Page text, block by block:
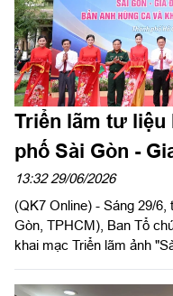
Triển lãm tư liệu
phố Sài Gòn -
tên Chủ tịch Hồ
13:32 29/06/2026
(QK7 Online) - Sáng 29/
Gòn, TPHCM), Ban Tổ
khai mạc Triển lãm ảnh
mình", nhân kỷ niệm 50